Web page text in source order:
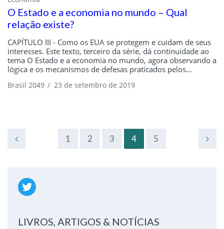
O Estado e a economia no mundo – Qual
relação existe?
CAPÍTULO III - Como os EUA se protegem e cuidam de seus
interesses. Este texto, terceiro da série, dá continuidade ao
tema O Estado e a economia no mundo, agora observando a
lógica e os mecanismos de defesas praticados pelos...
Brasil 2049 / 23 de setembro de 2019
1 2 3 4 5
LIVROS, ARTIGOS & NOTÍCIAS